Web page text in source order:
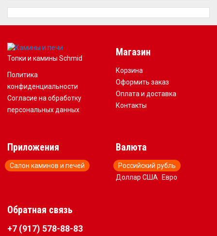
Топки и камины Schmid
Политика
конфиденциальности
Согласие на обработку
персональных данных
Магазин
Корзина
Оформить заказ
Оплата и доставка
Контакты
Приложения
Салон каминов и печей
Валюта
Российский рубль
Доллар США
Евро
Обратная связь
+7 (917) 578-88-83